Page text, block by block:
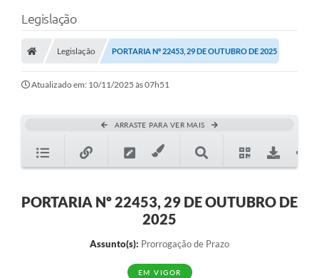
Legislação
Legislação PORTARIA Nº 22453, 29 DE OUTUBRO DE 2025
Atualizado em: 10/11/2025 às 07h51
ARRASTE PARA VER MAIS
PORTARIA Nº 22453, 29 DE OUTUBRO DE
2025
Assunto(s): Prorrogação de Prazo
EM VIGOR